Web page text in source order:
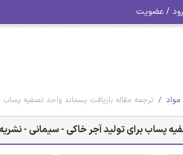
/ عضویت
ترجمه مقاله بازیافت پسماند واحد تصفیه
پساب برای تولید آجر خاکی - سیمانی - نشریه